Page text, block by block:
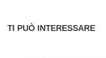
TI PUÒ INTERESSARE